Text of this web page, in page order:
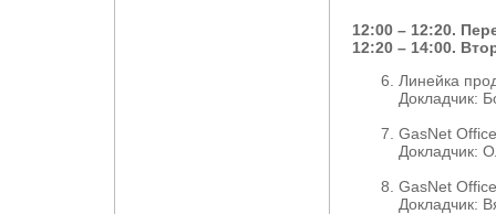
12:00 – 12:20.
12:20 – 14:00.
Линейка
Докладчик:
GasNet
Докладчик:
GasNet
Докладчик: